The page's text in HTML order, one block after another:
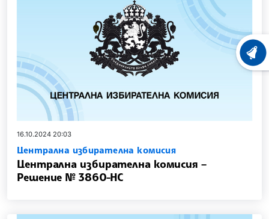
16.10.2024 20:03
Централна избирателна комисия
Централна избирателна комисия –
Решение № 3860-НС